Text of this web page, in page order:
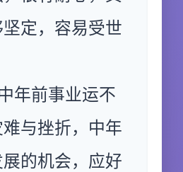
定，容易受世
年前事业运不
与挫折，中年
的机会，应好